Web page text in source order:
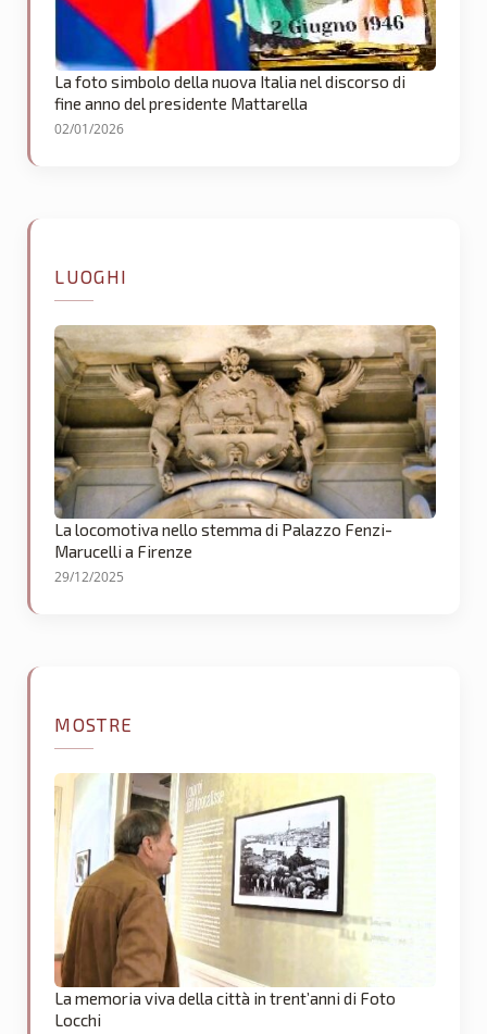
La foto simbolo della nuova Italia nel discorso di
fine anno del presidente Mattarella
02/01/2026
LUOGHI
La locomotiva nello stemma di Palazzo Fenzi-
Marucelli a Firenze
29/12/2025
MOSTRE
La memoria viva della città in trent’anni di Foto
Locchi